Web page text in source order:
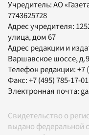
Учредитель:АО
7743625728
Адрес учредителя:
улица, дом 67
Адрес редакции и
Варшавское шоссе,
Телефон редакции:+7
Факс:+7 (495) 785-17-01
Электронная почта:
Свидетельство о
выдано федеральной